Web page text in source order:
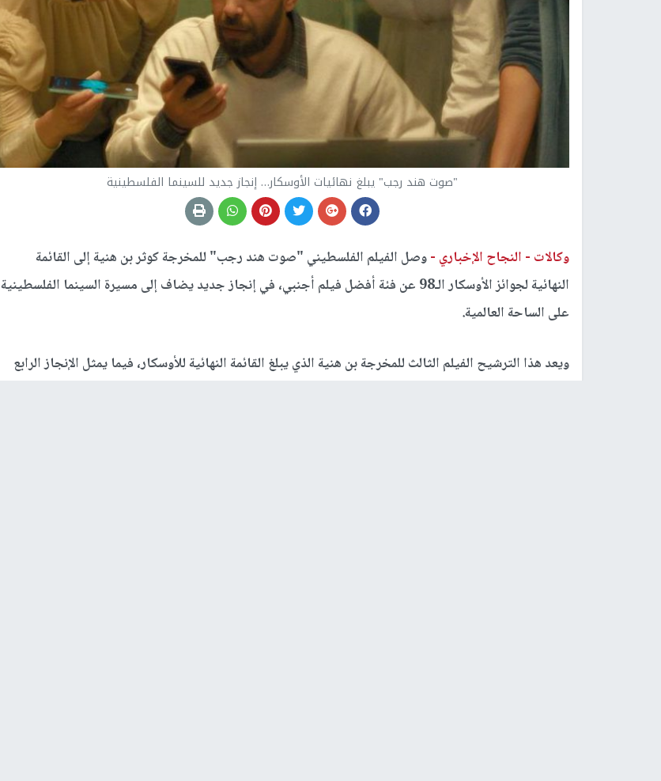
"صوت هند رجب" يبلغ نهائيات الأوسكار… إنجاز جديد للسينما الفلسطينية
وكالات - النجاح الإخباري -وصل الفيلم الفلسطيني "صوت هند رجب" للمخرجة كوثر بن هنية إلى القائمة
النهائية لجوائز الأوسكار الـ98 عن فئة أفضل فيلم أجنبي، في إنجاز جديد يضاف إلى مسيرة السينما الفلسطينية
على الساحة العالمية.
ويعد هذا الترشيح الفيلم الثالث للمخرجة بن هنية الذي يبلغ القائمة النهائية للأوسكار، فيما يمثل الإنجاز الرابع